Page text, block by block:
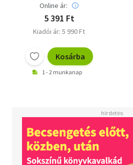
Online ár:
5 391 Ft
Kiadói ár: 5 990 Ft
Kosárba
1 - 2 munkanap